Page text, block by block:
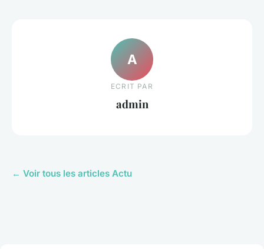
A
ECRIT PAR
admin
← Voir tous les articles Actu